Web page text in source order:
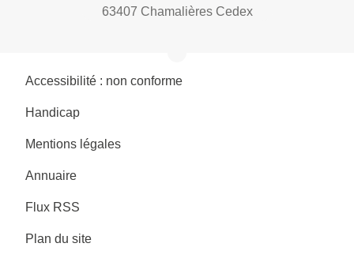
63407 Chamalières Cedex
Accessibilité : non conforme
Handicap
Mentions légales
Annuaire
Flux RSS
Plan du site